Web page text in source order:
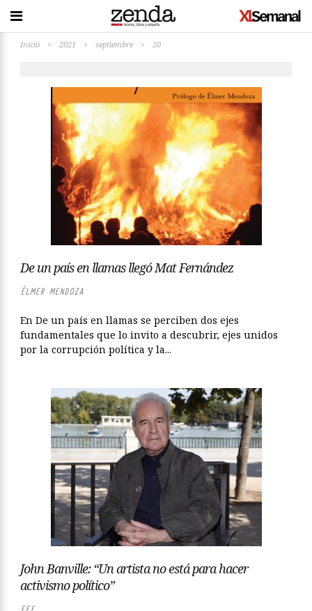
Inicio > 2021 > septiembre > 20
De un país en llamas llegó Mat Fernández
ÉLMER MENDOZA
En De un país en llamas se perciben dos ejes
fundamentales que lo invito a descubrir, ejes unidos
por la corrupción política y la...
John Banville: “Un artista no está para hacer
activismo político”